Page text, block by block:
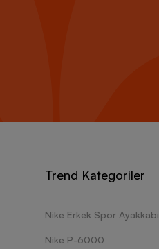
Trend Kategoriler
Nike Erkek Spor Ayakkabı
Nike P-6000